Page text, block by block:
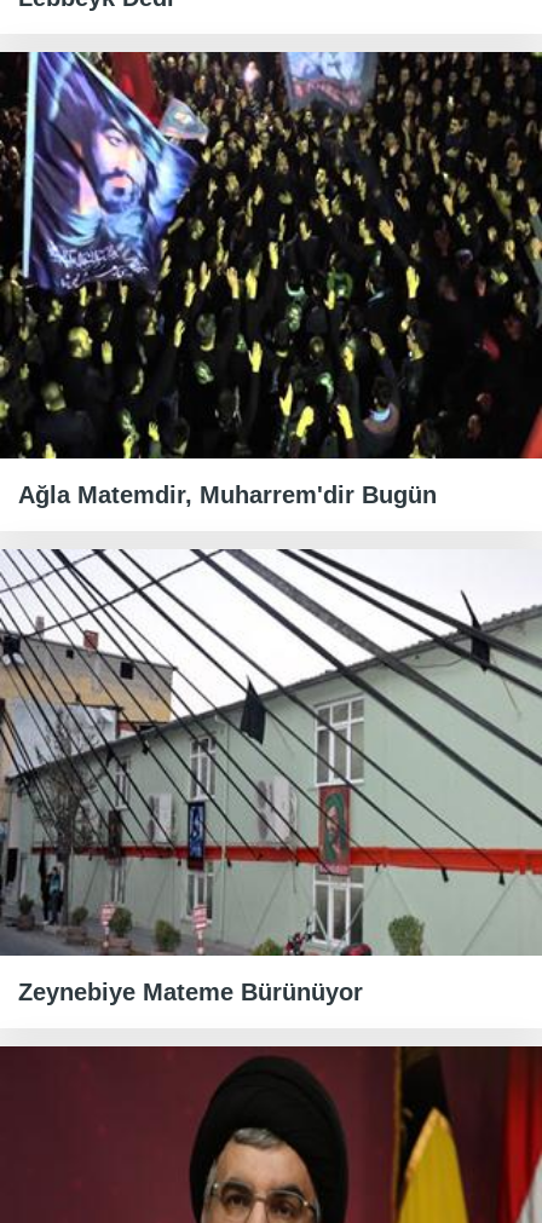
Ağla Matemdir, Muharrem'dir Bugün
Zeynebiye Mateme Bürünüyor